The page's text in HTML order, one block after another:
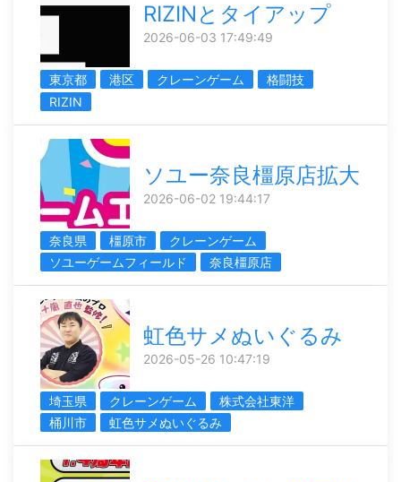
RIZINとタイアップ
2026-06-03 17:49:49
東京都 港区 クレーンゲーム
格闘技
RIZIN
ソユー奈良橿原店拡大
2026-06-02 19:44:17
奈良県 橿原市
クレーンゲーム
ソユーゲームフィールド
奈良橿原店
虹色サメぬいぐるみ
2026-05-26 10:47:19
埼玉県 クレーンゲーム
株式会社東洋
桶川市
虹色サメぬいぐるみ